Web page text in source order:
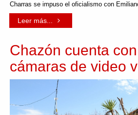
Charras se impuso el oficialismo con
Leer más...
Chazón cuenta
cámaras de video